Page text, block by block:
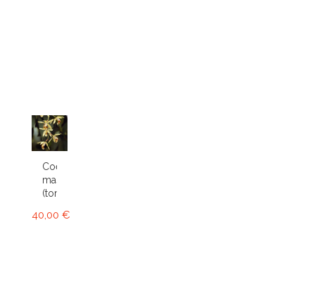
Coelogyne
massangeana
(tomentosa)
40,00 €